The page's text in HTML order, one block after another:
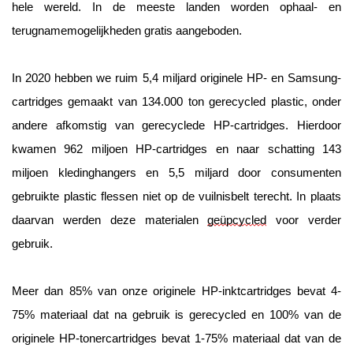
hele wereld. In de meeste landen worden ophaal- en
terugnamemogelijkheden gratis aangeboden.
In 2020 hebben we ruim 5,4 miljard originele HP- en Samsung-
cartridges gemaakt van 134.000 ton gerecycled plastic, onder
andere afkomstig van gerecyclede HP-cartridges. Hierdoor
kwamen 962 miljoen HP-cartridges en naar schatting 143
miljoen kledinghangers en 5,5 miljard door consumenten
gebruikte plastic flessen niet op de vuilnisbelt terecht. In plaats
daarvan werden deze materialen geüpcycled
voor verder
gebruik.
Meer dan 85% van onze originele HP-inktcartridges bevat 4-
75% materiaal dat na gebruik is gerecycled en 100% van de
originele HP-tonercartridges bevat 1-75% materiaal dat van de